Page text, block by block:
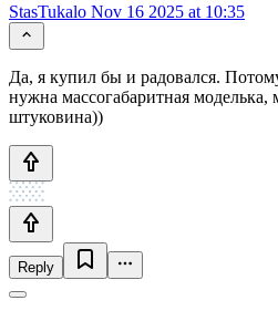
StasTukalo Nov 16 2025 at 10:35
Да, я купил бы и радовался.
нужна массогабаритная
штуковина))
Reply